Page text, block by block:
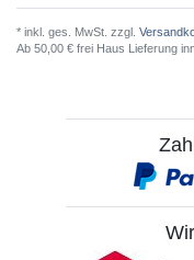
* inkl. ges. MwSt. zzgl.
Ab 50,00 € frei Haus Lieferung